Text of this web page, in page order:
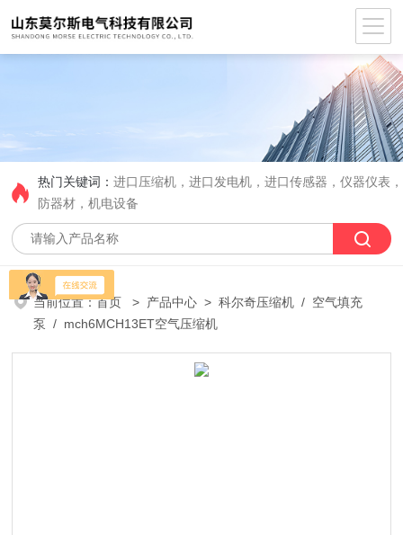
热门关键词：进口压缩机，进口发电机，进口传感器，仪器仪表
防器材，机电设备
当前位置：首页 > 产品中心 >科尔奇压缩机 / 空气填充
泵 / mch6MCH13ET空气压缩机